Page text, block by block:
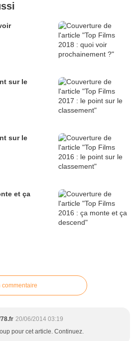
sur le
sur le
et ça
commentaire
20/06/2014 03:19
pour cet article. Continuez.